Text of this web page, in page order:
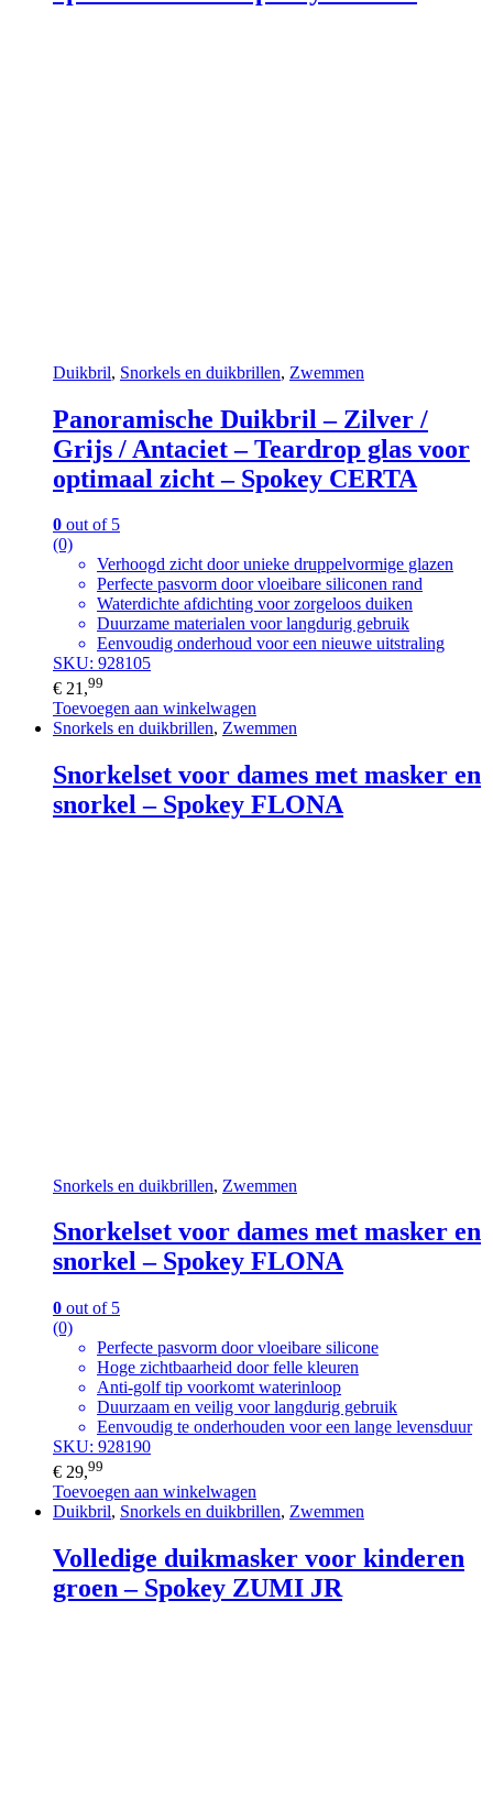
Duikbril, Snorkels en duikbrillen, Zwemmen
Panoramische Duikbril – Zilver /
Grijs / Antaciet – Teardrop glas voor
optimaal zicht – Spokey CERTA
0 out of 5
(0)
Verhoogd zicht door unieke druppelvormige glazen
Perfecte pasvorm door vloeibare siliconen rand
Waterdichte afdichting voor zorgeloos duiken
Duurzame materialen voor langdurig gebruik
Eenvoudig onderhoud voor een nieuwe uitstraling
SKU: 928105
€ 21,99
Toevoegen aan winkelwagen
Snorkels en duikbrillen, Zwemmen
Snorkelset voor dames met masker en
snorkel – Spokey FLONA
Snorkels en duikbrillen, Zwemmen
Snorkelset voor dames met masker en
snorkel – Spokey FLONA
0 out of 5
(0)
Perfecte pasvorm door vloeibare silicone
Hoge zichtbaarheid door felle kleuren
Anti-golf tip voorkomt waterinloop
Duurzaam en veilig voor langdurig gebruik
Eenvoudig te onderhouden voor een lange levensduur
SKU: 928190
€ 29,99
Toevoegen aan winkelwagen
Duikbril, Snorkels en duikbrillen, Zwemmen
Volledige duikmasker voor kinderen
groen – Spokey ZUMI JR